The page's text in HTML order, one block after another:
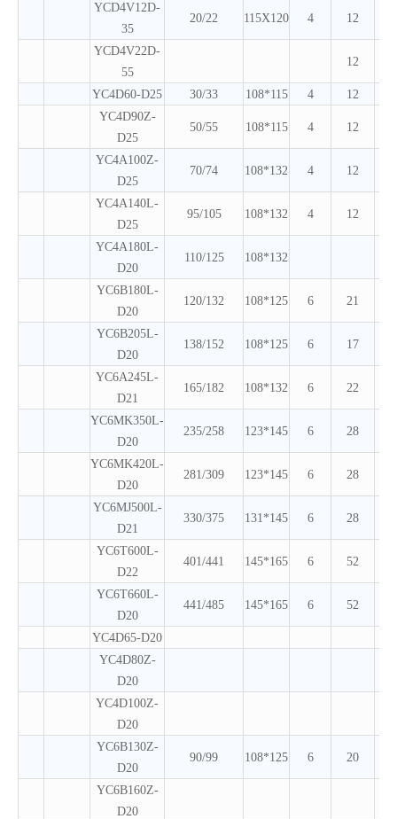
YCD4V12D-
35
20/22 115X120 4 12
YCD4V22D-
55
12
YC4D60-D25 30/33 108*115 4
12
YC4D90Z-
D25
50/55 108*115 4 12
YC4A100Z-
D25
70/74 108*132 4 12
YC4A140L-
D25
95/105 108*132 4 12
YC4A180L-
D20
110/125 108*132
YC6B180L-
D20
120/132 108*125 6 21
YC6B205L-
D20
138/152 108*125 6 17
YC6A245L-
D21
165/182 108*132 6 22
YC6MK350L-
D20
235/258 123*145 6 28
YC6MK420L-
D20
281/309 123*145 6 28
YC6MJ500L-
D21
330/375 131*145 6 28
YC6T600L-
D22
401/441 145*165 6 52
YC6T660L-
D20
441/485 145*165 6 52
YC4D65-D20
YC4D80Z-
D20
YC4D100Z-
D20
YC6B130Z-
D20
90/99 108*125 6 20
YC6B160Z-
D20